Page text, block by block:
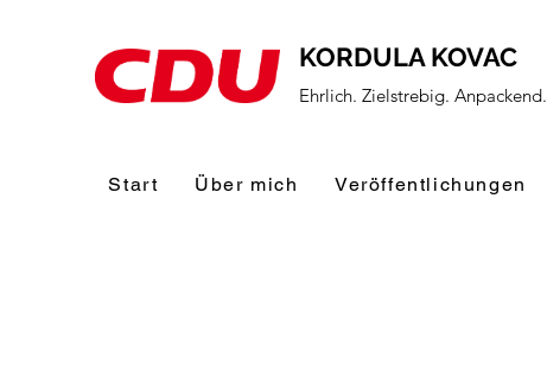
KORDULA KOVAC
Ehrlich. Zielstrebig. Anpackend.
Start Über mich Veröffentlichungen